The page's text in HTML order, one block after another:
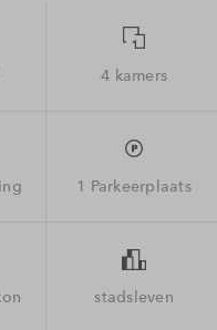
4 kamers
1 Parkeerplaats
stadsleven